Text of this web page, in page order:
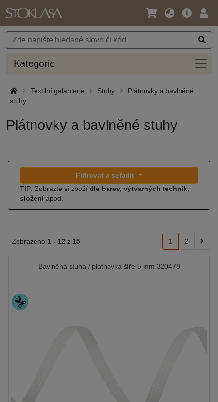
Jazyk
Měna
Hlavní
Kategorie
Textilní galanterie Stuhy
Plátnovky a bavlněné
stuhy
Plátnovky a bavlněné stuhy
Filtrovat a seřadit
TIP: Zobrazte si zboží dle barev, výtvarných technik,
složení apod.
Zobrazeno 1 - 12 z 15 1 2
Bavlněná stuha / plátnovka šíře 5 mm 320478